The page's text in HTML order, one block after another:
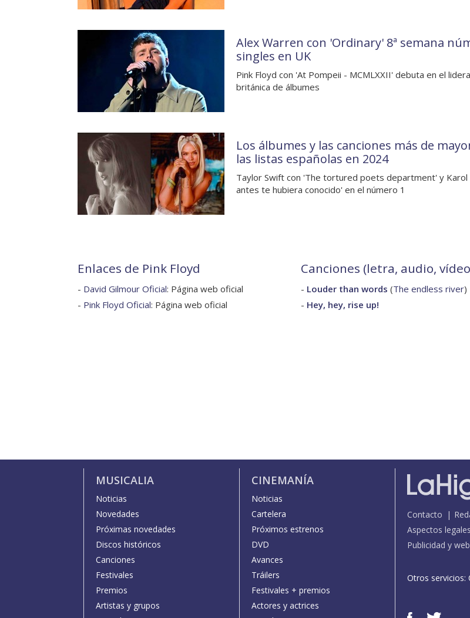
Alex Warren con 'Ordinary' 8ª semana
singles en UK
Pink Floyd con 'At Pompeii - MCMLXXII' debuta en el
británica de álbumes
Los álbumes y las canciones más de
las listas españolas en 2024
Taylor Swift con 'The tortured poets department' y Karol
antes te hubiera conocido' en el número 1
Enlaces de Pink Floyd
- David Gilmour Oficial: Página web oficial
- Pink Floyd Oficial: Página web oficial
Canciones (letra, audio,
- Louder than words (The endless river)
- Hey, hey, rise up!
MUSICALIA
Noticias
Novedades
Próximas novedades
Discos históricos
Canciones
Festivales
Premios
Artistas y grupos
CINEMANÍA
Noticias
Cartelera
Próximos estrenos
DVD
Avances
Tráilers
Festivales + premios
Actores y actrices
Contacto
Aspectos legales
Publicidad y
Otros servicios: